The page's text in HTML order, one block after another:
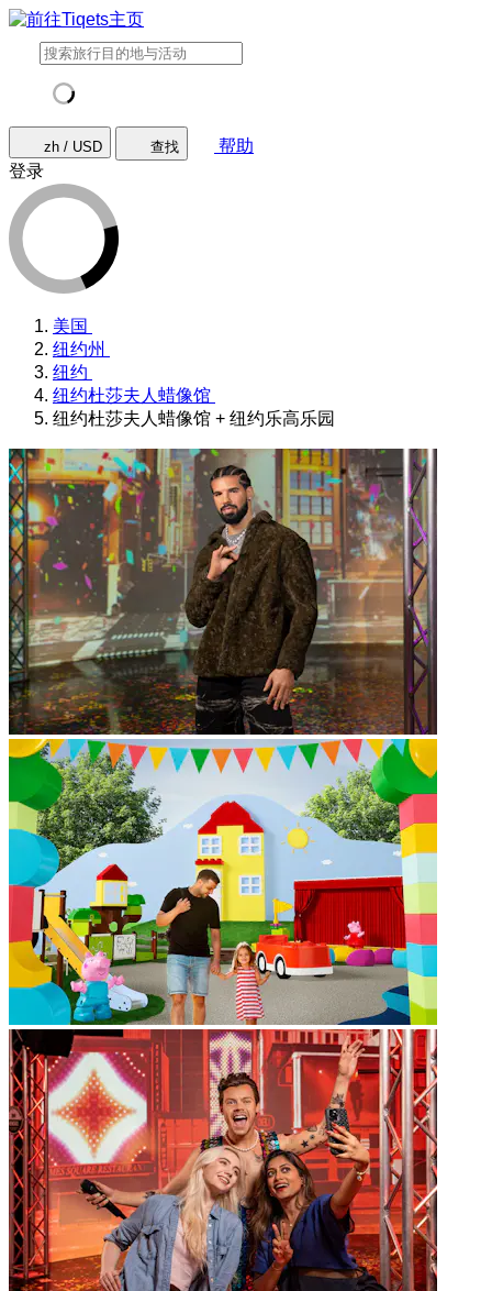
zh / USD 查找
帮助
登录
美国
纽约州
纽约
纽约杜莎夫人蜡像馆
纽约杜莎夫人蜡像馆 + 纽约乐高乐园